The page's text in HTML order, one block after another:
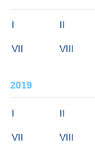
I II
VII VIII
2019
I II
VII VIII